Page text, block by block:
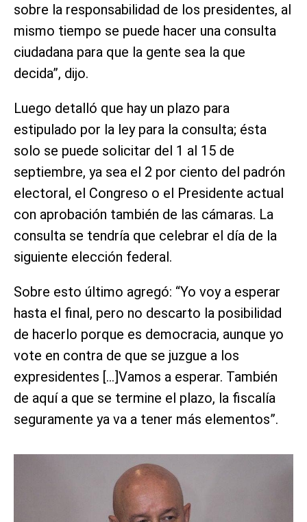
sobre la responsabilidad de los presidentes, al
mismo tiempo se puede hacer una consulta
ciudadana para que la gente sea la que
decida”, dijo.
Luego detalló que hay un plazo para
estipulado por la ley para la consulta; ésta
solo se puede solicitar del 1 al 15 de
septiembre, ya sea el 2 por ciento del padrón
electoral, el Congreso o el Presidente actual
con aprobación también de las cámaras. La
consulta se tendría que celebrar el día de la
siguiente elección federal.
Sobre esto último agregó: “Yo voy a esperar
hasta el final, pero no descarto la posibilidad
de hacerlo porque es democracia, aunque yo
vote en contra de que se juzgue a los
expresidentes […]Vamos a esperar. También
de aquí a que se termine el plazo, la fiscalía
seguramente ya va a tener más elementos”.